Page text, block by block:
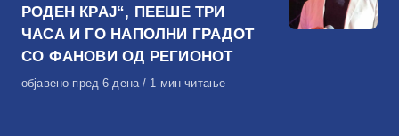
РОДЕН КРАЈ“, ПЕЕШЕ ТРИ
ЧАСА И ГО НАПОЛНИ ГРАДОТ
СО ФАНОВИ ОД РЕГИОНОТ
Објавено
објавено пред 6 дена 1 мин читање